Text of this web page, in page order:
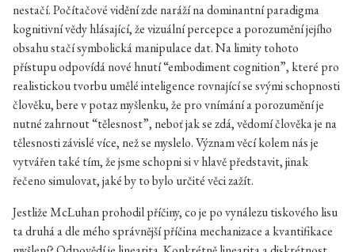
nestačí. Počítačové vidění zde naráží na dominantní paradigma
kognitivní vědy hlásající, že vizuální percepce a porozumění jejího
obsahu stačí symbolická manipulace dat. Na limity tohoto
přístupu odpovídá nové hnutí “embodiment cognition”, které pro
realistickou tvorbu umělé inteligence rovnající se svými schopnosti
člověku, bere v potaz myšlenku, že pro vnímání a porozumění je
nutné zahrnout “tělesnost”, neboť jak se zdá, vědomí člověka je na
tělesnosti závislé více, než se myslelo. Význam věcí kolem nás je
vytvářen také tím, že jsme schopni si v hlavě představit, jinak
řečeno simulovat, jaké by to bylo určité věci zažít.
Jestliže McLuhan prohodil příčiny, co je po vynálezu tiskového lisu
ta druhá a dle mého správnější příčina mechanizace a kvantifikace